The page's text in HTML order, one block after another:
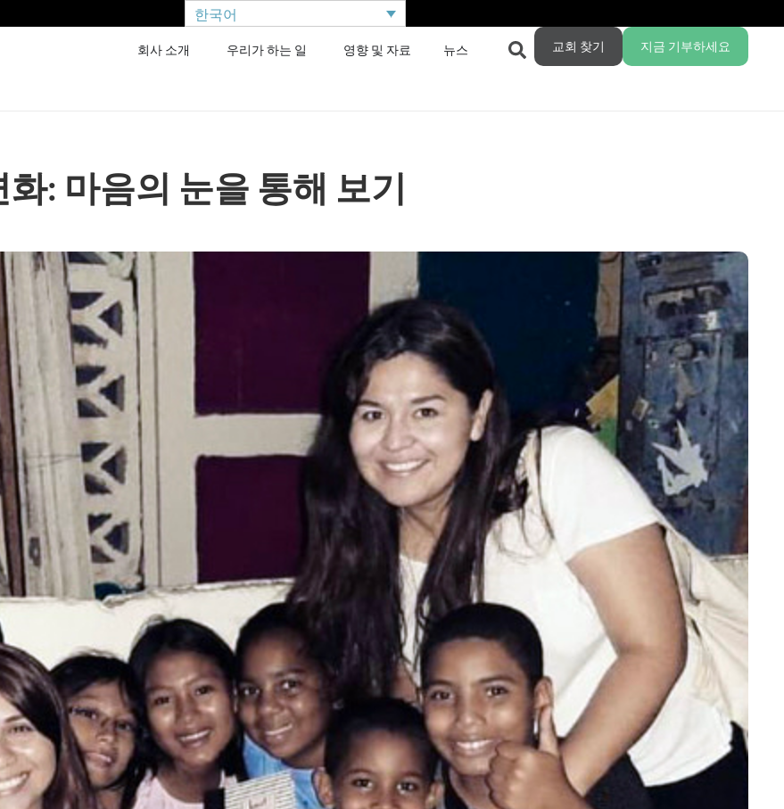
한국어
회사 소개 우리가 하는 일 영향 및 자료 뉴스 교회 찾기 지금 기부하세요
: 마음의 눈을 통해 보기